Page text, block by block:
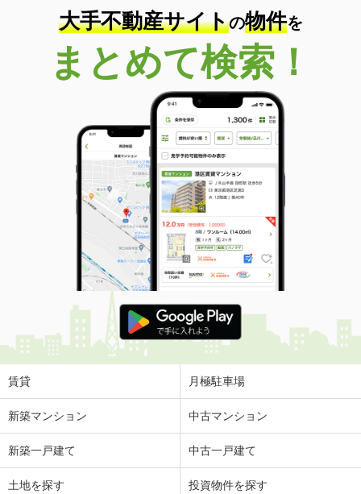
大手不動産サイトの物件を
まとめて検索！
賃貸 月極駐車場
新築マンション 中古マンション
新築一戸建て 中古一戸建て
土地を探す 投資物件を探す